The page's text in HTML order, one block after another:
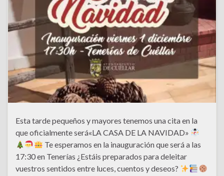
Esta tarde pequeños y mayores tenemos una cita en la
que oficialmente será«LA CASA DE LA NAVIDAD»
Te esperamos en la inauguración que será a las
17:30 en Tenerías ¿Estáis preparados para deleitar
vuestros sentidos entre luces, cuentos y deseos?